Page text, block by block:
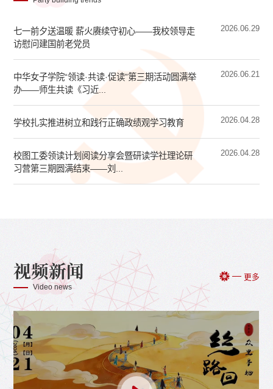
七一前夕送温暖 薪火赓续守初心——我校领导走
访慰问建国前老党员
2026.06.29
中华女子学院“领读·共读·促读”第三期活动圆满举
办——师生共读《习近...
2026.06.21
学校扎实推进树立和践行正确政绩观学习教育 2026.04.28
校图工委领读计划阅读分享会暨研读学社理论研
习营第三期圆满结束——刘...
2026.04.28
视频新闻
Video news
更多